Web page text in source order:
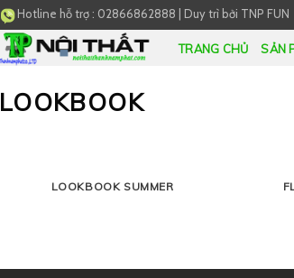
Hotline hỗ trợ : 02866862888 Duy trì bởi TNP FUN
TRANG CHỦ SẢN
LOOKBOOK
LOOKBOOK SUMMER